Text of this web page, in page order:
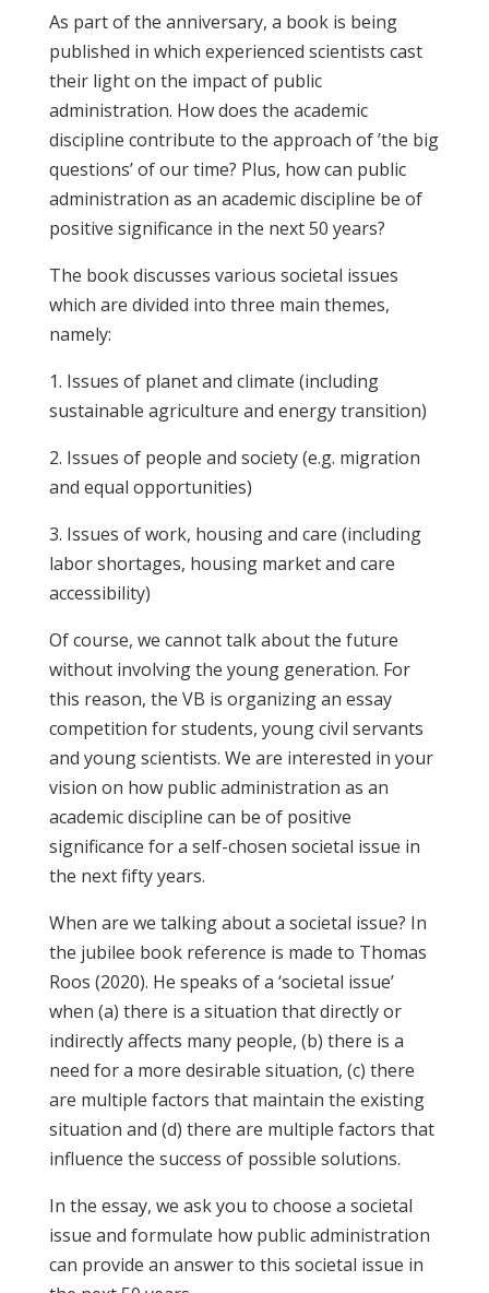
As part of the anniversary, a book is being
published in which experienced scientists cast
their light on the impact of public
administration. How does the academic
discipline contribute to the approach of ’the big
questions’ of our time? Plus, how can public
administration as an academic discipline be of
positive significance in the next 50 years?
The book discusses various societal issues
which are divided into three main themes,
namely:
1. Issues of planet and climate (including
sustainable agriculture and energy transition)
2. Issues of people and society (e.g. migration
and equal opportunities)
3. Issues of work, housing and care (including
labor shortages, housing market and care
accessibility)
Of course, we cannot talk about the future
without involving the young generation. For
this reason, the VB is organizing an essay
competition for students, young civil servants
and young scientists. We are interested in your
vision on how public administration as an
academic discipline can be of positive
significance for a self-chosen societal issue in
the next fifty years.
When are we talking about a societal issue? In
the jubilee book reference is made to Thomas
Roos (2020). He speaks of a ‘societal issue’
when (a) there is a situation that directly or
indirectly affects many people, (b) there is a
need for a more desirable situation, (c) there
are multiple factors that maintain the existing
situation and (d) there are multiple factors that
influence the success of possible solutions.
In the essay, we ask you to choose a societal
issue and formulate how public administration
can provide an answer to this societal issue in